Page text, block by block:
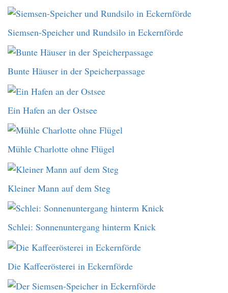
Siemsen-Speicher und Rundsilo in Eckernförde
Bunte Häuser in der Speicherpassage
Ein Hafen an der Ostsee
Mühle Charlotte ohne Flügel
Kleiner Mann auf dem Steg
Schlei: Sonnenuntergang hinterm Knick
Die Kaffeerösterei in Eckernförde